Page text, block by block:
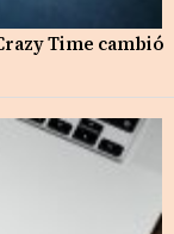
Time cambió